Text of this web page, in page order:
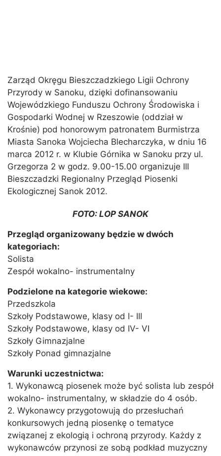
Zarząd Okręgu Bieszczadzkiego Ligii Ochrony
Przyrody w Sanoku, dzięki dofinansowaniu
Wojewódzkiego Funduszu Ochrony Środowiska i
Gospodarki Wodnej w Rzeszowie (oddział w
Krośnie) pod honorowym patronatem Burmistrza
Miasta Sanoka Wojciecha Blecharczyka, w dniu 16
marca 2012 r. w Klubie Górnika w Sanoku przy ul.
Grzegorza 2 w godz. 9.00-15.00 organizuje III
Bieszczadzki Regionalny Przegląd Piosenki
Ekologicznej Sanok 2012.
FOTO: LOP SANOK
Przegląd organizowany będzie w dwóch
kategoriach:
Solista
Zespół wokalno- instrumentalny
Podzielone na kategorie wiekowe:
Przedszkola
Szkoły Podstawowe, klasy od I- III
Szkoły Podstawowe, klasy od IV- VI
Szkoły Gimnazjalne
Szkoły Ponad gimnazjalne
Warunki uczestnictwa:
1. Wykonawcą piosenek może być solista lub zespół
wokalno- instrumentalny, w składzie do 4 osób.
2. Wykonawcy przygotowują do przesłuchań
konkursowych jedną piosenkę o tematyce
związanej z ekologią i ochroną przyrody. Każdy z
wykonawców przynosi ze sobą podkład muzyczny